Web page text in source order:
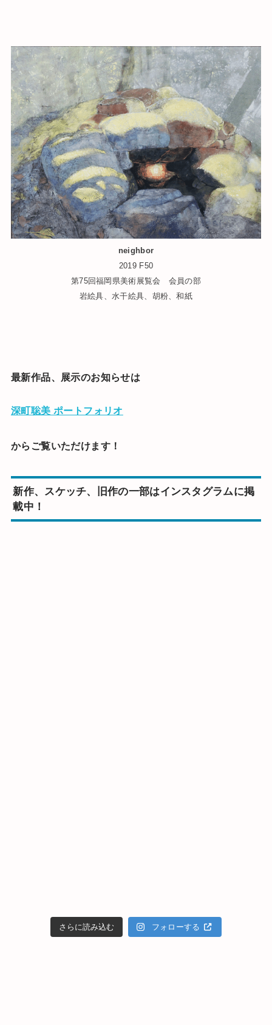
neighbor
2019 F50
第75回福岡県美術展覧会 会員の部
岩絵具、水干絵具、胡粉、和紙
最新作品、展示のお知らせは
深町聡美 ポートフォリオ
からご覧いただけます！
新作、スケッチ、旧作の一部はインスタグラムに掲
載中！
さらに読み込む フォローする